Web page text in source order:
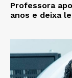
Professora
anos e deixa